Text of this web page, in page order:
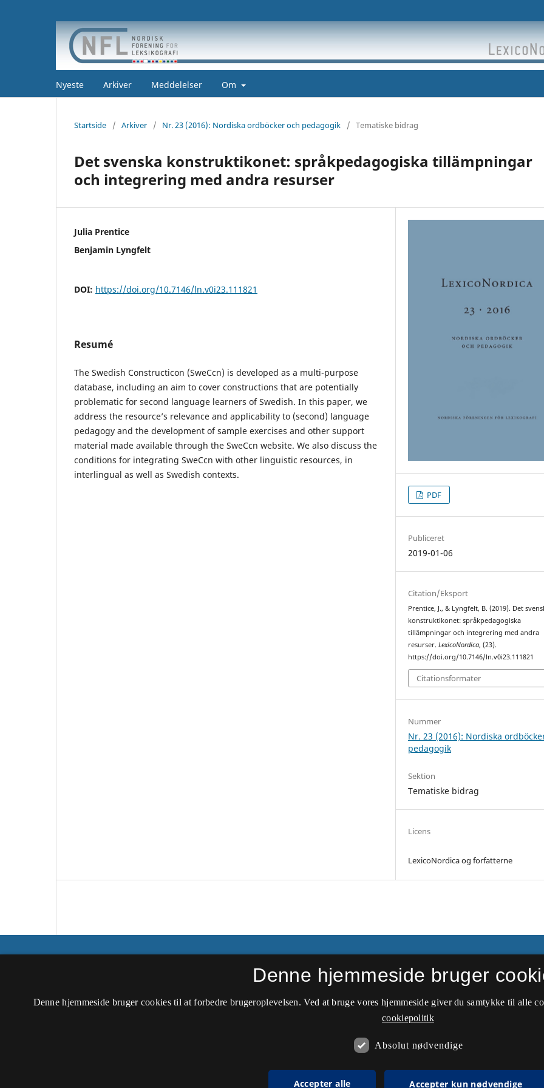
Nyeste Arkiver Meddelelser Om
Startside / Arkiver / Nr. 23 (2016): Nordiska ordböcker och pedagogik / Tematiske bidrag
Det svenska konstruktikonet: språkpedagogiska tillämpningar
och integrering med andra resurser
Julia Prentice
Benjamin Lyngfelt
DOI: https://doi.org/10.7146/ln.v0i23.111821
Resumé
The Swedish Constructicon (SweCcn) is developed as a multi-purpose
database, including an aim to cover constructions that are potentially
problematic for second language learners of Swedish. In this paper, we
address the resource’s relevance and applicability to (second) language
pedagogy and the development of sample exercises and other support
material made available through the SweCcn website. We also discuss the
conditions for integrating SweCcn with other linguistic resources, in
interlingual as well as Swedish contexts.
PDF
Publiceret
2019-01-06
Citation/Eksport
Prentice, J., & Lyngfelt, B. (2019). Det
konstruktikonet: språkpedagogiska
tillämpningar och integrering med andra
resurser.LexicoNordica, (23).
https://doi.org/10.7146/ln.v0i23.111821
Citationsformater
Nummer
Nr. 23 (2016): Nordiska
pedagogik
Sektion
Tematiske bidrag
Licens
LexicoNordica og forfatterne
ISSN 1891-2206 (Online)
Denne hjemmeside bruger
Denne hjemmeside bruger cookies til at forbedre brugeroplevelsen. Ved at bruge vores hjemmeside giver du samtykke til alle
cookiepolitik
Absolut nødvendige
Accepter alle Accepter kun nødvendige